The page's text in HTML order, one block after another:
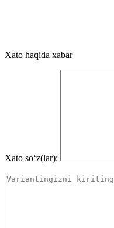
Xato haqida xabar
Xato so‘z(lar):